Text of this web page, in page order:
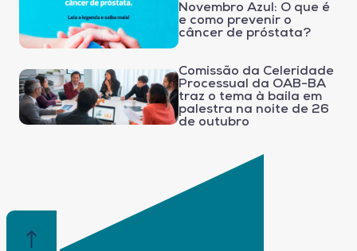
Novembro Azul: O que é
e como prevenir o
câncer de próstata?
Comissão da Celeridade
Processual da OAB-BA
traz o tema à baila em
palestra na noite de 26
de outubro